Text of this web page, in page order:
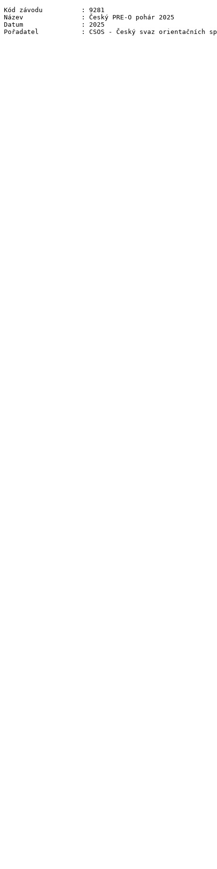
Kód závodu          : 9281
Název               : Český PRE-O pohár 2025
Datum               : 2025
Pořadatel           : CSOS - Český svaz orientačních